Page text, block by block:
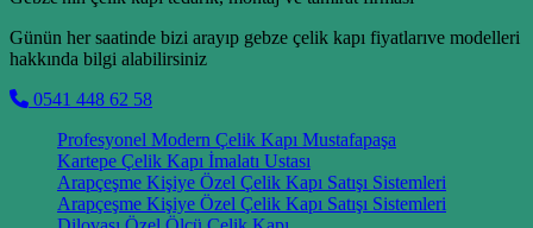
Günün her saatinde bizi arayıp gebze çelik kapı fiyatlarıve modelleri
hakkında bilgi alabilirsiniz
0541 448 62 58
Profesyonel Modern Çelik Kapı Mustafapaşa
Kartepe Çelik Kapı İmalatı Ustası
Arapçeşme Kişiye Özel Çelik Kapı Satışı Sistemleri
Arapçeşme Kişiye Özel Çelik Kapı Satışı Sistemleri